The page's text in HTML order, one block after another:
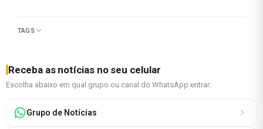
TAGS
Receba as notícias no seu celular
Escolha abaixo em qual grupo ou canal do WhatsApp entrar:
Grupo de Notícias